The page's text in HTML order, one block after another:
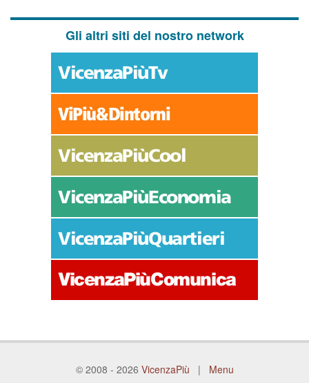
Gli altri siti del nostro network
© 2008 - 2026 VicenzaPiù | Menu